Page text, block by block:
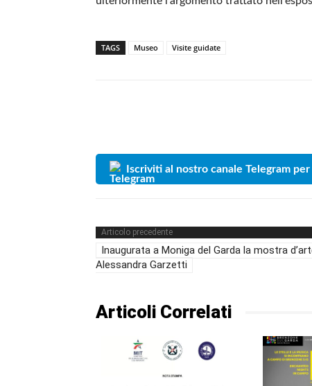
TAGS Museo Visite guidate
Iscriviti al nostro canale Telegram
Articolo precedente
Inaugurata a Moniga del Garda la mostra
Alessandra Garzetti
Articoli Correlati